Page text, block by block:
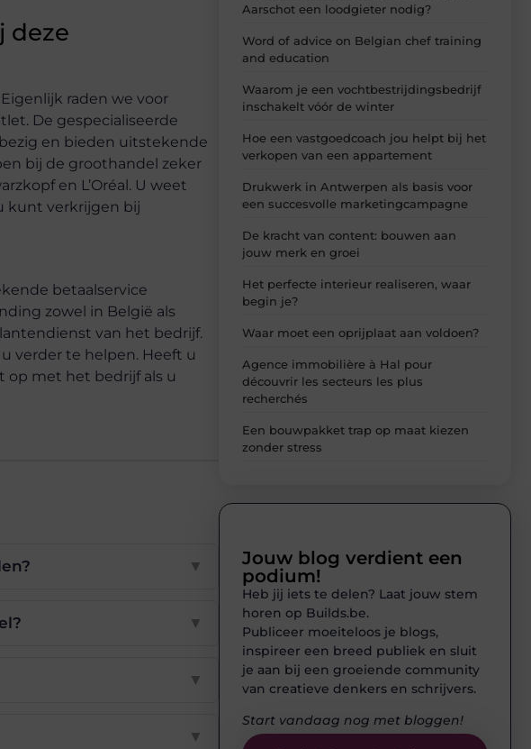
deze
raden we voor
De gespecialiseerde
en bieden uitstekende
bij de groothandel zeker
en L’Oréal. U weet
kunt verkrijgen bij
betaalservice
zowel in België als
van het bedrijf.
verder te helpen. Heeft u
op met het bedrijf als u
▼
▼
▼
▼
Aarschot een loodgieter nodig?
Word of advice on Belgian chef training
and education
Waarom je een vochtbestrijdingsbedrijf
inschakelt vóór de winter
Hoe een vastgoedcoach jou helpt bij het
verkopen van een appartement
Drukwerk in Antwerpen als basis voor
een succesvolle marketingcampagne
De kracht van content: bouwen aan
jouw merk en groei
Het perfecte interieur realiseren, waar
begin je?
Waar moet een oprijplaat aan voldoen?
Agence immobilière à Hal pour
découvrir les secteurs les plus
recherchés
Een bouwpakket trap op maat kiezen
zonder stress
Jouw blog verdient een
podium!
Heb jij iets te delen? Laat jouw stem
horen op Builds.be.
Publiceer moeiteloos je blogs,
inspireer een breed publiek en sluit
je aan bij een groeiende community
van creatieve denkers en schrijvers.
Start vandaag nog met bloggen!